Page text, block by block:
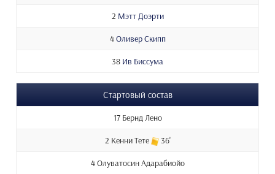
2 Мэтт Доэрти
4Оливер Скипп
38 Ив Биссума
Стартовый состав
17 Бернд Лено
2 Кенни Тете 36'
4 Олуватосин Адарабиойо